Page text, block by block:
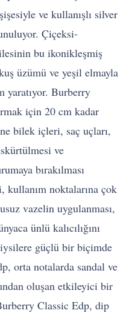
ve kullanışlı silver
Çiçeksi-
bu ikonikleşmiş
üzümü ve yeşil elmayla
yaratıyor. Burberry
için 20 cm kadar
bilek içleri, saç uçları,
ve
bırakılması
kullanım noktalarına çok
vazelin uygulanması,
ünlü kalıcılığını
güçlü bir biçimde
orta notalarda sandal ve
oluşan etkileyici bir
Classic Edp, dip